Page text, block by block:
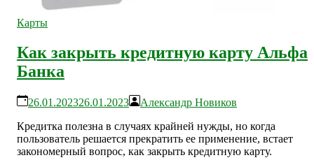
Карты
Как закрыть кредитную карту Альфа
Банка
26.01.202326.01.2023
Александр Новиков
Кредитка полезна в случаях крайней нужды, но когда
пользователь решается прекратить ее применение, встает
закономерный вопрос, как закрыть кредитную карту.